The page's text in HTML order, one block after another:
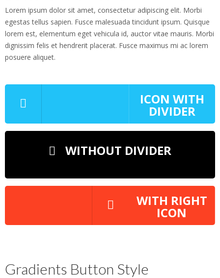
Lorem ipsum dolor sit amet, consectetur adipiscing elit. Morbi
egestas tellus sapien. Fusce malesuada tincidunt ipsum. Quisque
lorem est, elementum eget vehicula id, auctor vitae mauris. Morbi
dignissim felis et hendrerit placerat. Fusce maximus mi ac lorem
posuere aliquet.
ICON WITH
DIVIDER
WITHOUT DIVIDER
WITH RIGHT
ICON
Gradients Button Style